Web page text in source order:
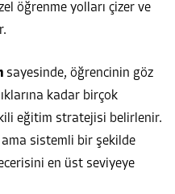
öğrenme yolları çizer ve
sayesinde, öğrencinin göz
kadar birçok
eğitim stratejisi belirlenir.
ama sistemli bir şekilde
en üst seviyeye